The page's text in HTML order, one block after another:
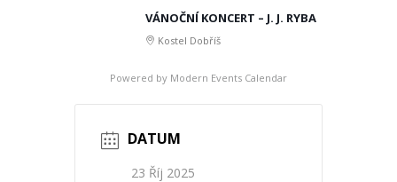
VÁNOČNÍ KONCERT – J. J. RYBA
Kostel Dobříš
Powered by Modern Events Calendar
DATUM
23 Říj 2025